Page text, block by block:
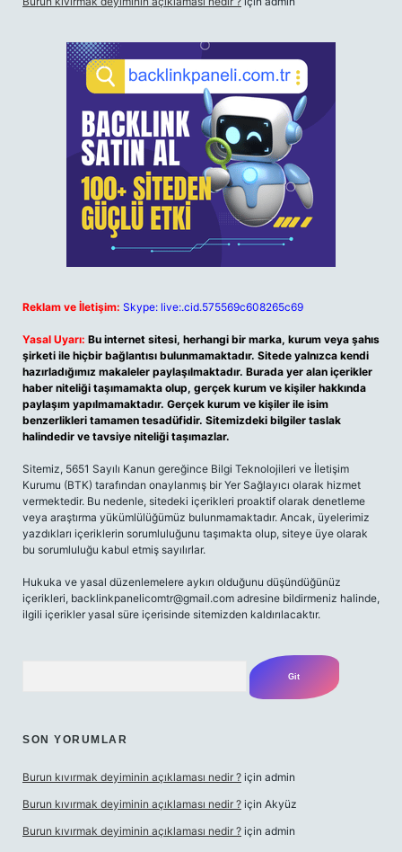
Reklam ve İletişim: Skype: live:.cid.575569c608265c69
Yasal Uyarı: Bu internet sitesi, herhangi bir marka, kurum veya şahıs
şirketi ile hiçbir bağlantısı bulunmamaktadır. Sitede yalnızca kendi
hazırladığımız makaleler paylaşılmaktadır. Burada yer alan içerikler
haber niteliği taşımamakta olup, gerçek kurum ve kişiler hakkında
paylaşım yapılmamaktadır. Gerçek kurum ve kişiler ile isim
benzerlikleri tamamen tesadüfidir. Sitemizdeki bilgiler taslak
halindedir ve tavsiye niteliği taşımazlar.
Sitemiz, 5651 Sayılı Kanun gereğince Bilgi Teknolojileri ve İletişim
Kurumu (BTK) tarafından onaylanmış bir Yer Sağlayıcı olarak hizmet
vermektedir. Bu nedenle, sitedeki içerikleri proaktif olarak denetleme
veya araştırma yükümlülüğümüz bulunmamaktadır. Ancak, üyelerimiz
yazdıkları içeriklerin sorumluluğunu taşımakta olup, siteye üye olarak
bu sorumluluğu kabul etmiş sayılırlar.
Hukuka ve yasal düzenlemelere aykırı olduğunu düşündüğünüz
içerikleri, backlinkpanelicomtr@gmail.com adresine bildirmeniz halinde,
ilgili içerikler yasal süre içerisinde sitemizden kaldırılacaktır.
SON YORUMLAR
Burun kıvırmak deyiminin açıklaması nedir ? için admin
Burun kıvırmak deyiminin açıklaması nedir ? için Akyüz
Burun kıvırmak deyiminin açıklaması nedir ? için admin